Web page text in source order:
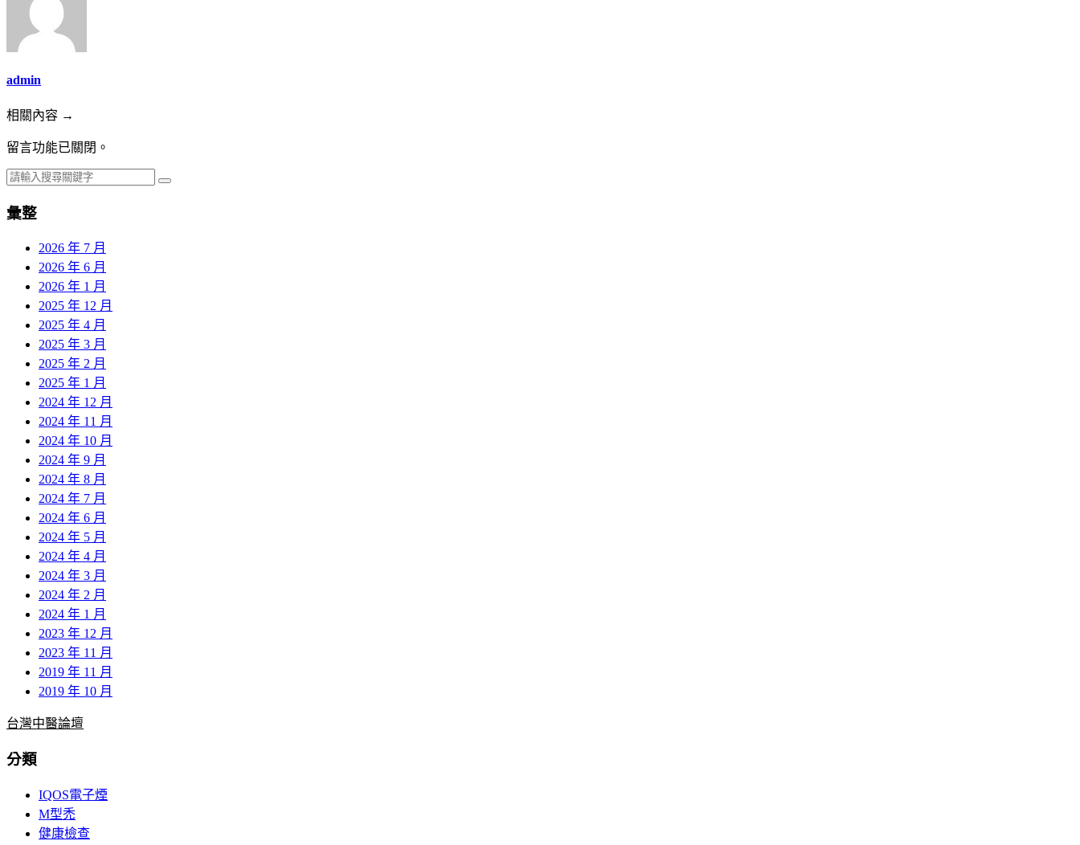
admin
相關內容 →
留言功能已關閉。
彙整
2026 年 7 月
2026 年 6 月
2026 年 1 月
2025 年 12 月
2025 年 4 月
2025 年 3 月
2025 年 2 月
2025 年 1 月
2024 年 12 月
2024 年 11 月
2024 年 10 月
2024 年 9 月
2024 年 8 月
2024 年 7 月
2024 年 6 月
2024 年 5 月
2024 年 4 月
2024 年 3 月
2024 年 2 月
2024 年 1 月
2023 年 12 月
2023 年 11 月
2019 年 11 月
2019 年 10 月
台灣中醫論壇
分類
IQOS電子煙
M型禿
健康檢查